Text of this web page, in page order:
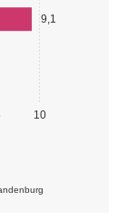
10
9,1